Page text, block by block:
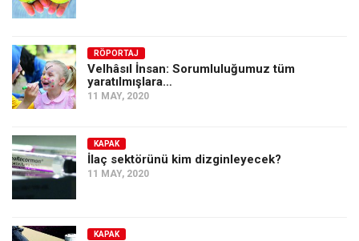
Avustralya
Tarih
Dosyalar
RÖPORTAJ
Velhâsıl İnsan: Sorumluluğumuz tüm
yaratılmışlara…
11 MAY, 2020
KAPAK
İlaç sektörünü kim dizginleyecek?
11 MAY, 2020
KAPAK